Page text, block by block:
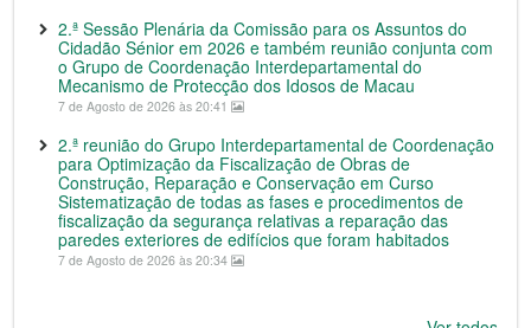
2.ª Sessão Plenária da Comissão para os Assuntos do
Cidadão Sénior em 2026 e também reunião conjunta com
o Grupo de Coordenação Interdepartamental do
Mecanismo de Protecção dos Idosos de Macau
7 de Agosto de 2026 às 20:41
2.ª reunião do Grupo Interdepartamental de Coordenação
para Optimização da Fiscalização de Obras de
Construção, Reparação e Conservação em Curso
Sistematização de todas as fases e procedimentos de
fiscalização da segurança relativas a reparação das
paredes exteriores de edifícios que foram habitados
7 de Agosto de 2026 às 20:34